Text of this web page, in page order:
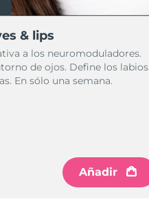
& lips
a los neuromoduladores.
de ojos. Define los labios.
En sólo una semana.
Añadir